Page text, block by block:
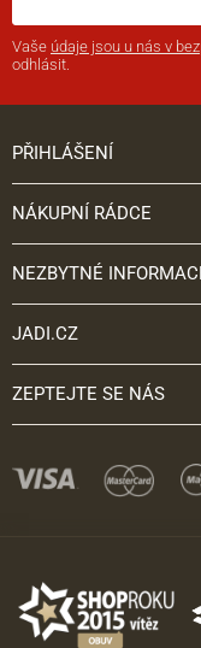
Vaše údaje jsou u nás v
odhlásit.
PŘIHLÁŠENÍ
NÁKUPNÍ RÁDCE
NEZBYTNÉ
JADI.CZ
ZEPTEJTE SE NÁS